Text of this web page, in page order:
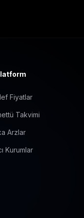
Fiyatlar
Takvimi
Arzlar
Kurumlar